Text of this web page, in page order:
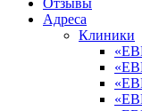
Адреса
Клиники